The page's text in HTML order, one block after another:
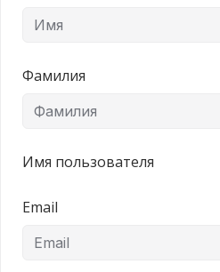
Фамилия
Имя пользователя
Email